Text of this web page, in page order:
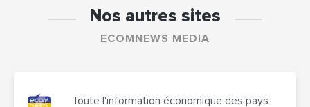
Nos autres sites
ECOMNEWS MEDIA
Toute l'information économique des pays